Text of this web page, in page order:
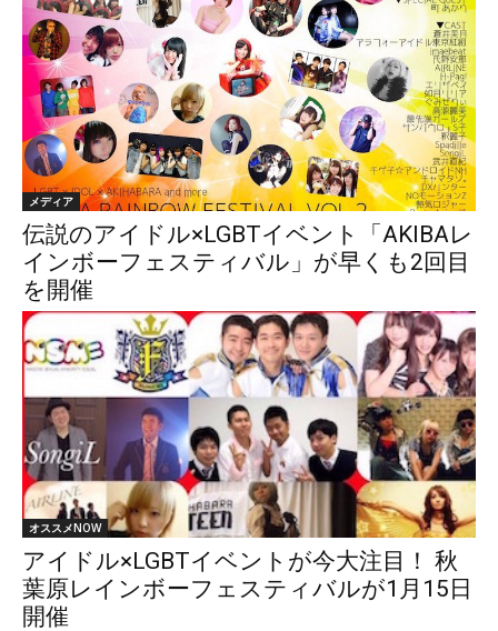
メディア
伝説のアイドル×LGBTイベント「AKIBAレ
インボーフェスティバル」が早くも2回目
を開催
オススメNOW
アイドル×LGBTイベントが今大注目！ 秋
葉原レインボーフェスティバルが1月15日
開催